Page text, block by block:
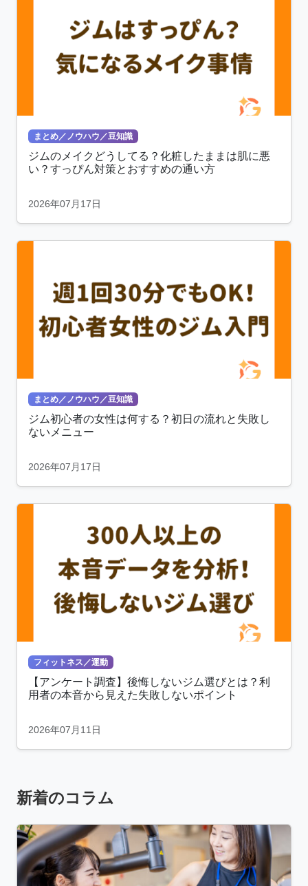
まとめ／ノウハウ／豆知識
ジムのメイクどうしてる？化粧したままは肌に悪
い？すっぴん対策とおすすめの通い方
2026年07月17日
まとめ／ノウハウ／豆知識
ジム初心者の女性は何する？初日の流れと失敗し
ないメニュー
2026年07月17日
フィットネス／運動
【アンケート調査】後悔しないジム選びとは？利
用者の本音から見えた失敗しないポイント
2026年07月11日
新着のコラム